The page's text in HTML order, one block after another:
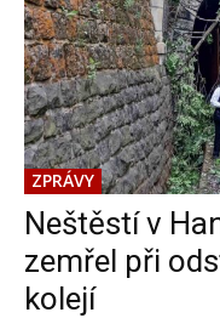
ZPRÁVY
Neštěstí v
zemřel při
kolejí